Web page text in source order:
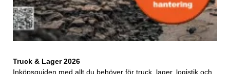
Truck & Lager 2026
Inköpsguiden med allt du behöver för truck, lager, logistik och